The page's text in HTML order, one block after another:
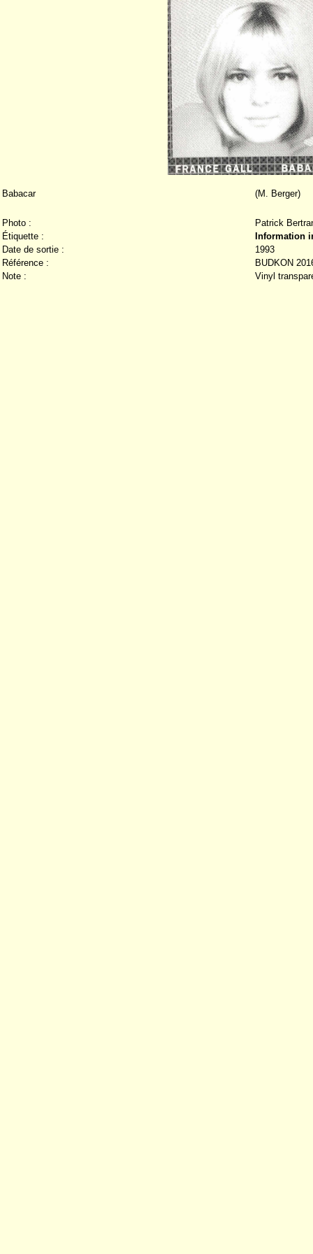
Babacar (M. Berger)
Photo :
Patrick
Étiquette :
Information
Date de sortie :
1993
Référence :
BUDKON
Note :
Vinyl